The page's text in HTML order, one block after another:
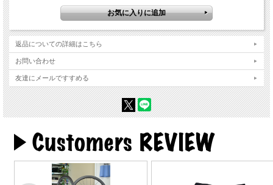
返品についての詳細はこちら
お問い合わせ
友達にメールですすめる